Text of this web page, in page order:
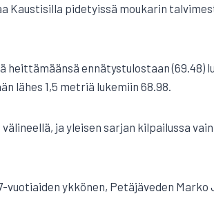
Kaustisilla pidetyissä moukarin
heittämäänsä ennätystulostaan (69.48)
lähes 1,5 metriä lukemiin 68.98.
ja yleisen sarjan kilpailussa
vuotiaiden ykkönen, Petäjäveden